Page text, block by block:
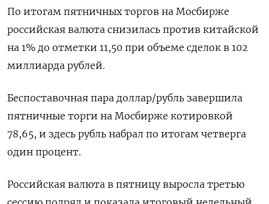
По ​итогам пятничных торгов на Мосбирже
российская валюта снизилась против китайской
на 1% до отметки ‌11,50 при объеме сделок в 102
миллиарда рублей.
Беспоставочная пара доллар/рубль завершила
пятничные торги на Мосбирже котировкой
78,65, ​и здесь рубль набрал по итогам четверга
один процент.
Российская валюта в пятницу выросла третью